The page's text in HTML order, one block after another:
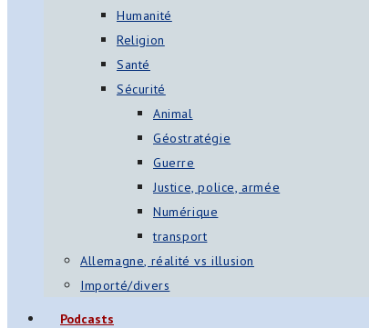
Humanité
Religion
Santé
Sécurité
Animal
Géostratégie
Guerre
Justice, police, armée
Numérique
transport
Allemagne, réalité vs illusion
Importé/divers
Podcasts